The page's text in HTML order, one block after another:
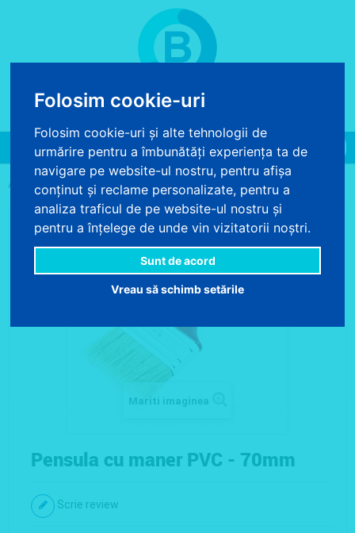
Folosim cookie-uri
Folosim cookie-uri și alte tehnologii de
urmărire pentru a îmbunătăți experiența ta de
navigare pe website-ul nostru, pentru afișa
conținut și reclame personalizate, pentru a
analiza traficul de pe website-ul nostru și
pentru a înțelege de unde vin vizitatorii noștri.
Sunt de acord
Vreau să schimb setările
COS DE CUMPARATURI
Toggle
navigation
ACASA
> ACCESORII VOPSIT > PENSULA CU MANER PVC - 70MM
Mariti imaginea
Pensula cu maner PVC - 70mm
Scrie review